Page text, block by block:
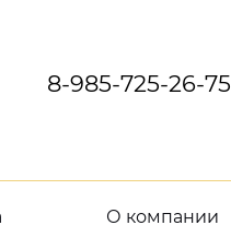
8-985-725-26-75
О компании